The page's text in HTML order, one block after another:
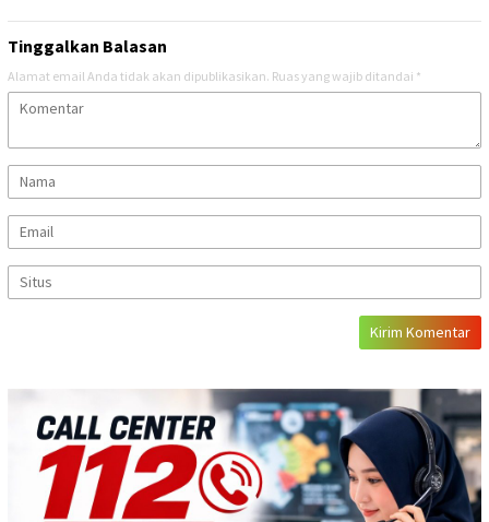
Tinggalkan Balasan
Alamat email Anda tidak akan dipublikasikan. Ruas yang wajib ditandai *